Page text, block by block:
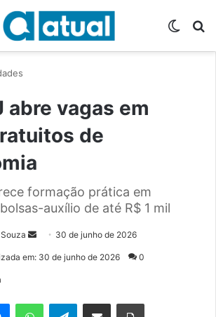
abre vagas em
de
formação prática em
auxílio de até R$ 1 mil
e
30 de junho de 2026
em: 30 de junho de 2026 0
Telegram